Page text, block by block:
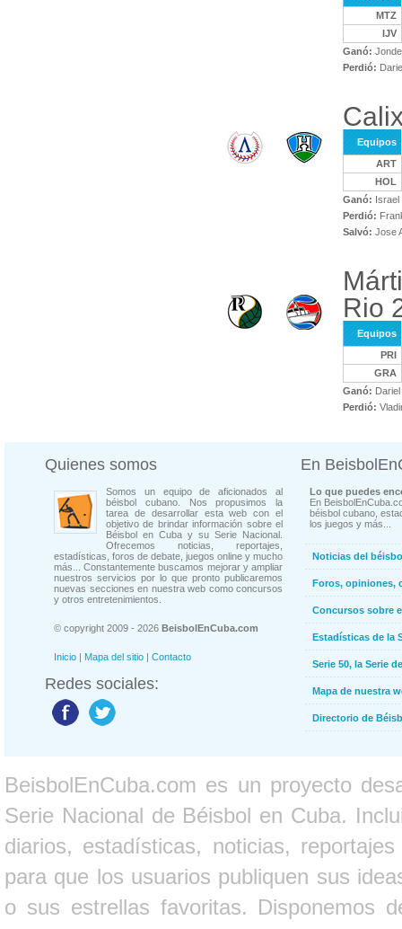
MTZ
IJV
Ganó:
Perdió:
Equipos
ART
HOL
Ganó: Israel
Perdió:
Salvó: Jose
Rio
Equipos
PRI
GRA
Ganó:
Perdió:
Quienes somos
Somos un equipo de aficionados al
béisbol cubano. Nos propusimos la
tarea de desarrollar esta web con el
objetivo de brindar información sobre el
Béisbol en Cuba y su Serie Nacional.
Ofrecemos noticias, reportajes,
estadísticas, foros de debate, juegos online y mucho
más... Constantemente buscamos mejorar y ampliar
nuestros servicios por lo que pronto publicaremos
nuevas secciones en nuestra web como concursos
y otros entretenimientos.
© copyright 2009 - 2026 BeisbolEnCuba.com
Inicio | Mapa del sitio | Contacto
Redes sociales:
En
Lo que puedes
En
béisbol cubano,
los juegos y más...
Noticias del
Foros, opiniones,
Concursos sobre
Estadísticas de la
Serie 50, la Serie
Mapa de nuestra
Directorio de
BeisbolEnCuba.com es un proyecto
Serie Nacional de Béisbol en Cuba.
diarios, estadísticas, noticias,
para que los usuarios publiquen sus
o sus estrellas favoritas. Disponemos